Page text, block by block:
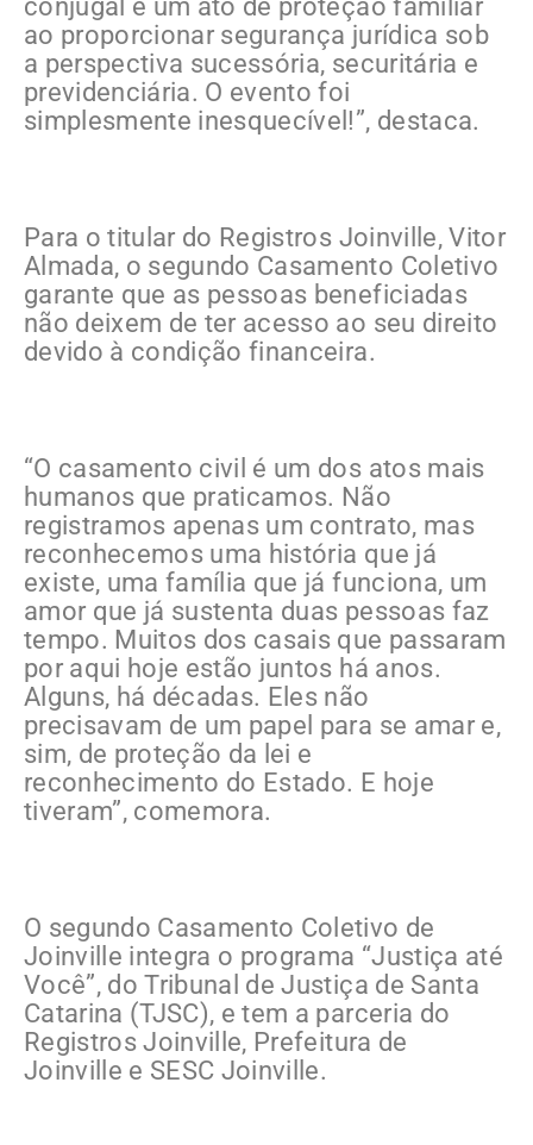
conjugal é um ato de proteção familiar
ao proporcionar segurança jurídica sob
a perspectiva sucessória, securitária e
previdenciária. O evento foi
simplesmente inesquecível!”, destaca.
Para o titular do Registros Joinville, Vitor
Almada, o segundo Casamento Coletivo
garante que as pessoas beneficiadas
não deixem de ter acesso ao seu direito
devido à condição financeira.
“O casamento civil é um dos atos mais
humanos que praticamos. Não
registramos apenas um contrato, mas
reconhecemos uma história que já
existe, uma família que já funciona, um
amor que já sustenta duas pessoas faz
tempo. Muitos dos casais que passaram
por aqui hoje estão juntos há anos.
Alguns, há décadas. Eles não
precisavam de um papel para se amar e,
sim, de proteção da lei e
reconhecimento do Estado. E hoje
tiveram”, comemora.
O segundo Casamento Coletivo de
Joinville integra o programa “Justiça até
Você”, do Tribunal de Justiça de Santa
Catarina (TJSC), e tem a parceria do
Registros Joinville, Prefeitura de
Joinville e SESC Joinville.